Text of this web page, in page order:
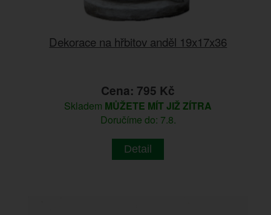
Dekorace na hřbitov anděl 19x17x36
Cena: 795 Kč
Skladem MŮŽETE MÍT JIŽ ZÍTRA
Doručíme do: 7.8.
Detail